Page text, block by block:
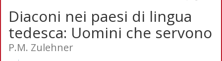
Diaconi nei paesi di lingua
tedesca: Uomini che servono
P.M. Zulehner